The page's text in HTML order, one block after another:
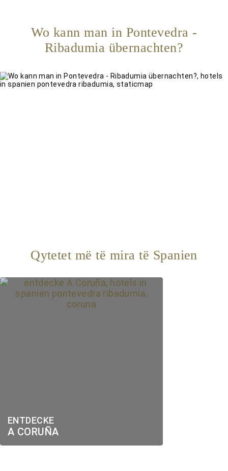
Wo kann man in Pontevedra -
Ribadumia übernachten?
Qytetet më të mira të Spanien
ENTDECKE
A CORUÑA